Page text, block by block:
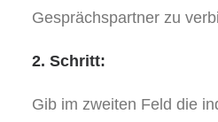
Gesprächspartner zu
2. Schritt:
Gib im zweiten Feld die